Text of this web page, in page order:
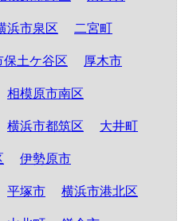
浜市泉区 二宮町
保土ケ谷区 厚木市
相模原市南区
横浜市都筑区 大井町
伊勢原市
平塚市 横浜市港北区